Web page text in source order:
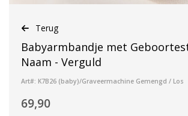
Terug
Babyarmbandje met
Naam - Verguld
Art#: K7B26 (baby)/Graveermachine Gemengd / Los
69,90